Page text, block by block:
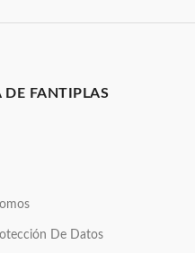
DE FANTIPLAS
De Datos